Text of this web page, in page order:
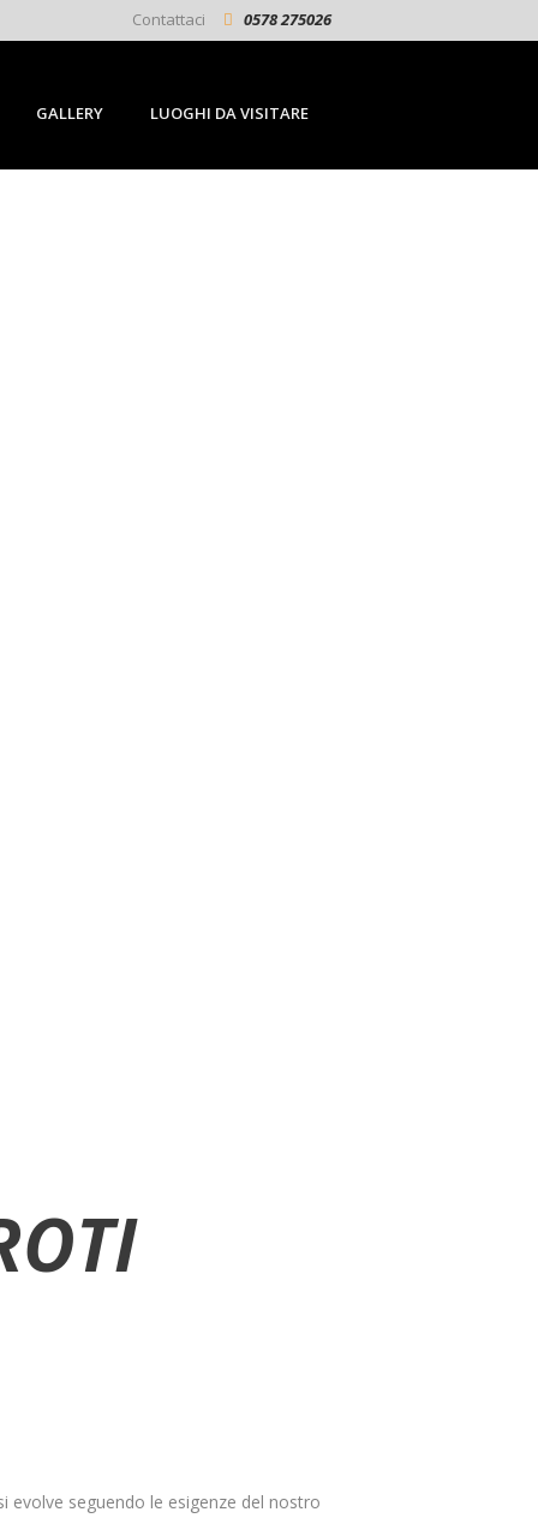
Contattaci 0578 275026
GALLERY LUOGHI DA VISITARE
evolve seguendo le esigenze del nostro